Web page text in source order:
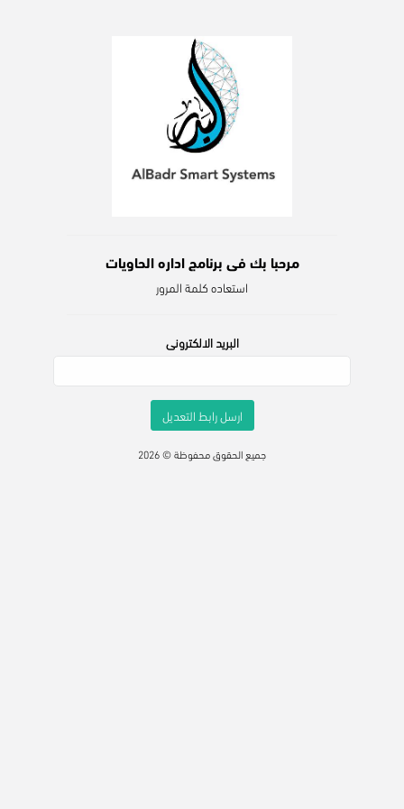
مرحبا بك فى برنامج اداره الحاويات
استعاده كلمة المرور
البريد الالكترونى
ارسل رابط التعديل
جميع الحقوق محفوظة © 2026